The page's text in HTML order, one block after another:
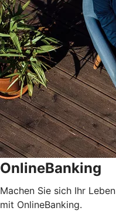
OnlineBanking
Machen Sie sich Ihr
mit OnlineBanking.